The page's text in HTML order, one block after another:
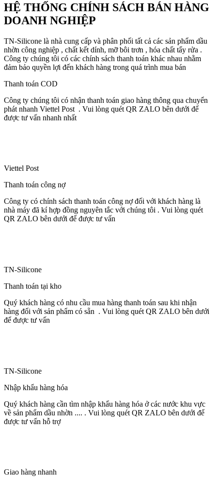
HỆ THỐNG CHÍNH SÁCH BÁN HÀNG
DOANH NGHIỆP
TN-Silicone là nhà cung cấp và phân phối tất cả các sản phẩm dầu
nhờn công nghiệp , chất kết dính, mỡ bôi trơn , hóa chất tẩy rửa .
Công ty chúng tôi có các chính sách thanh toán khác nhau nhằm
đảm bảo quyền lợi đến khách hàng trong quá trình mua bán
Thanh toán COD
Công ty chúng tôi có nhận thanh toán giao hàng thông qua chuyển
phát nhanh Viettel Post . Vui lòng quét QR ZALO bên dưới để
được tư vấn nhanh nhất
Viettel Post
Thanh toán công nợ
Công ty có chính sách thanh toán công nợ đối với khách hàng là
nhà máy đã kí hợp đồng nguyên tắc với chúng tôi . Vui lòng quét
QR ZALO bên dưới để được tư vấn
TN-Silicone
Thanh toán tại kho
Quý khách hàng có nhu cầu mua hàng thanh toán sau khi nhận
hàng đối với sản phẩm có sẵn . Vui lòng quét QR ZALO bên dưới
để được tư vấn
TN-Silicone
Nhập khẩu hàng hóa
Quý khách hàng cần tìm nhập khẩu hàng hóa ở các nước khu vực
về sản phẩm dầu nhờn .... . Vui lòng quét QR ZALO bên dưới để
được tư vấn hỗ trợ
Giao hàng nhanh